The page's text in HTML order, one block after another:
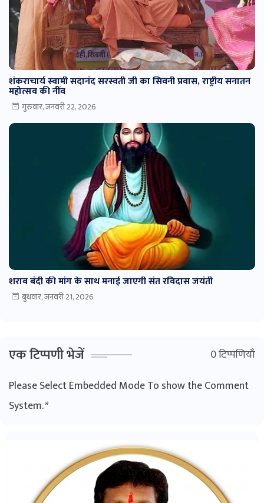
शंकराचार्य स्वामी सदानंद सरस्वती जी का सिवनी प्रवास, राष्ट्रीय सनातन
महोत्सव की नींव
गुरुवार, जनवरी 22, 2026
शराब बंदी की मांग के साथ मनाई जाएगी संत रविदास जयंती
बुधवार, जनवरी 21, 2026
एक टिप्पणी भेजें
0 टिप्पणियाँ
Please Select Embedded Mode To show the Comment
System.*